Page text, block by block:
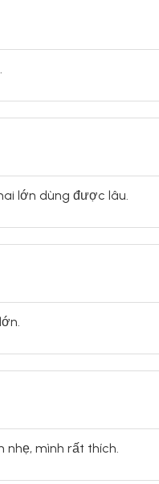
lớn dùng được lâu.
nhẹ, mình rất thích.